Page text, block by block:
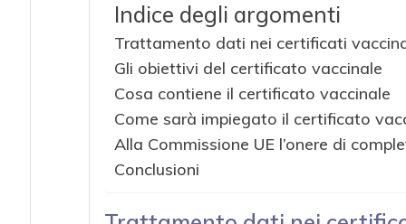
Indice degli argomenti
Trattamento dati nei certificati
Gli obiettivi del certificato vaccinale
Cosa contiene il certificato vaccinale
Come sarà impiegato il certificato
Alla Commissione UE l’onere di
Conclusioni